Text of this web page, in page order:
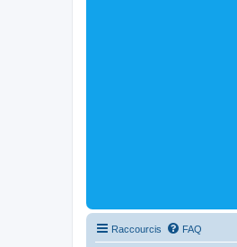
Raccourcis FAQ